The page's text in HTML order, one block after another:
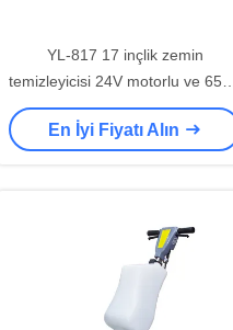
YL-817 17 inçlik zemin
temizleyicisi 24V motorlu ve 65dB
sessiz çalışma
En İyi Fiyatı Alın